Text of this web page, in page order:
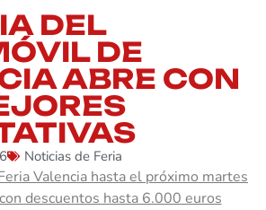
DEL
DE
ABRE CON
Noticias de Feria
Valencia hasta el próximo martes
descuentos hasta 6.000 euros